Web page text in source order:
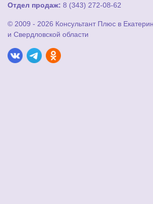
Отдел продаж: 8 (343) 272-08-62
© 2009 - 2026 Консультант Плюс в
и Свердловской области